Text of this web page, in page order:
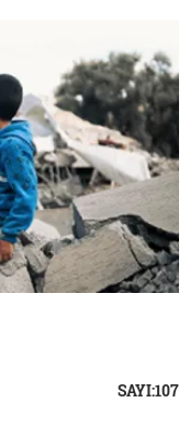
SAYI:107